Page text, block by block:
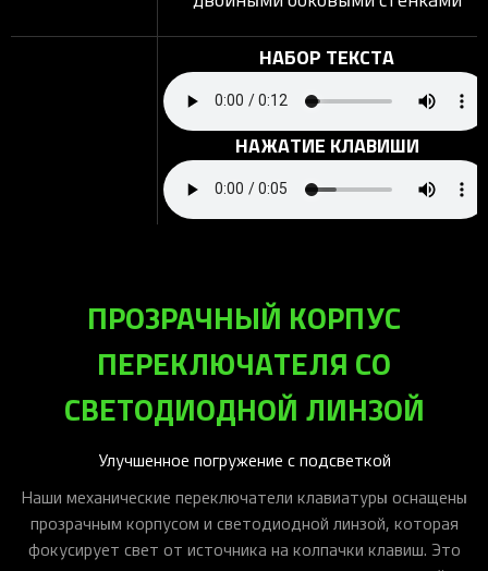
НАБОР ТЕКСТА
НАЖАТИЕ КЛАВИШИ
ПРОЗРАЧНЫЙ КОРПУС
ПЕРЕКЛЮЧАТЕЛЯ СО
СВЕТОДИОДНОЙ ЛИНЗОЙ
Улучшенное погружение с подсветкой
Наши механические переключатели клавиатуры оснащены
прозрачным корпусом и светодиодной линзой, которая
фокусирует свет от источника на колпачки клавиш. Это